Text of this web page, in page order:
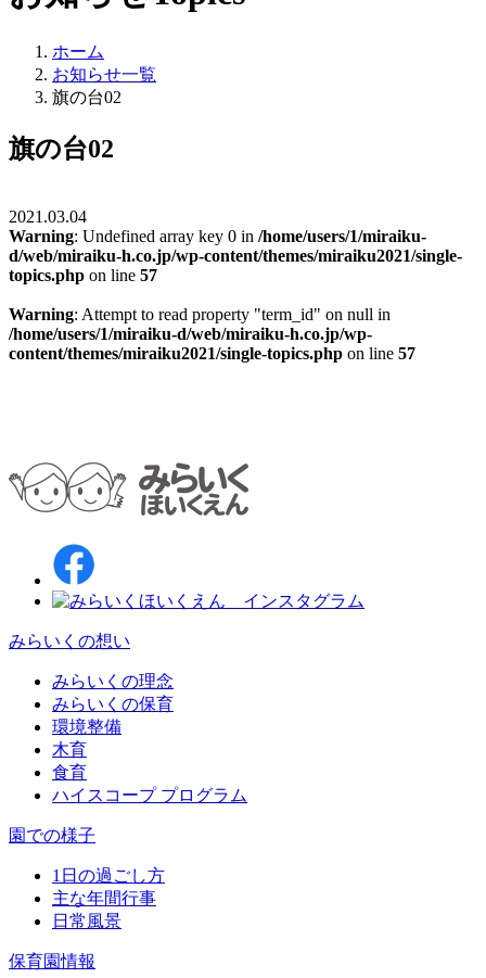
ホーム
お知らせ一覧
旗の台02
旗の台02
2021.03.04
Warning: Undefined array key 0 in /home/users/1/miraiku-
d/web/miraiku-h.co.jp/wp-content/themes/miraiku2021/single-
topics.php on line 57
Warning: Attempt to read property "term_id" on null in
/home/users/1/miraiku-d/web/miraiku-h.co.jp/wp-
content/themes/miraiku2021/single-topics.php on line 57
みらいくの想い
みらいくの理念
みらいくの保育
環境整備
木育
食育
ハイスコープ プログラム
園での様子
1日の過ごし方
主な年間行事
日常風景
保育園情報